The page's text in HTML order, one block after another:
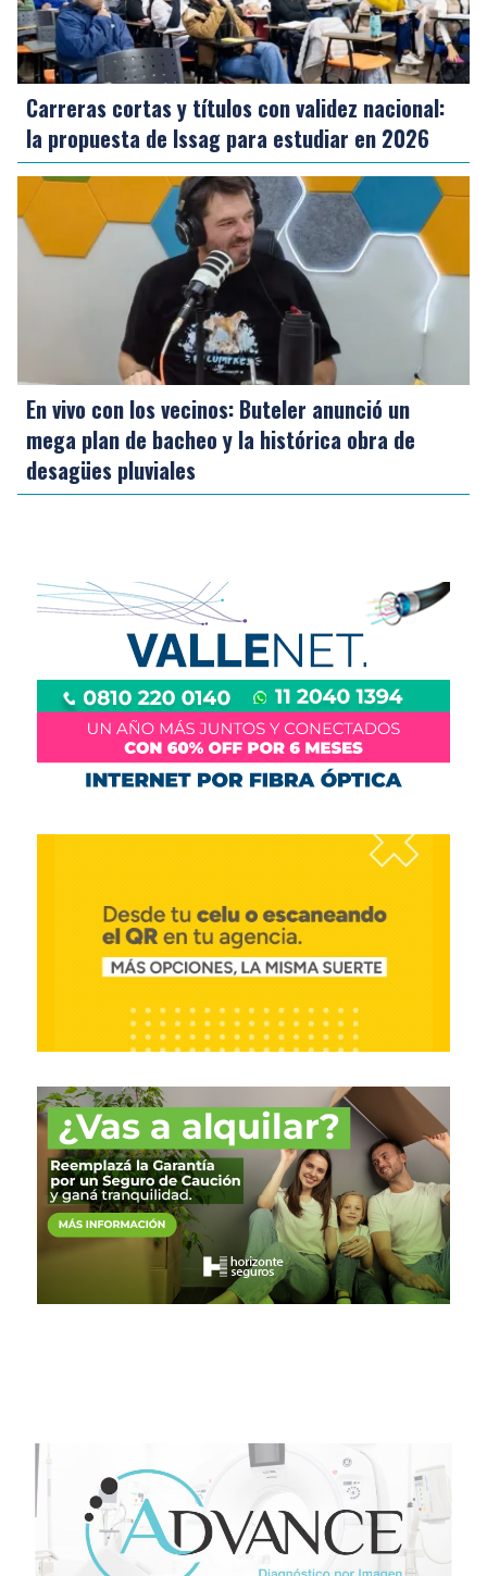
Carreras cortas y títulos con validez nacional:
la propuesta de Issag para estudiar en 2026
En vivo con los vecinos: Buteler anunció un
mega plan de bacheo y la histórica obra de
desagües pluviales